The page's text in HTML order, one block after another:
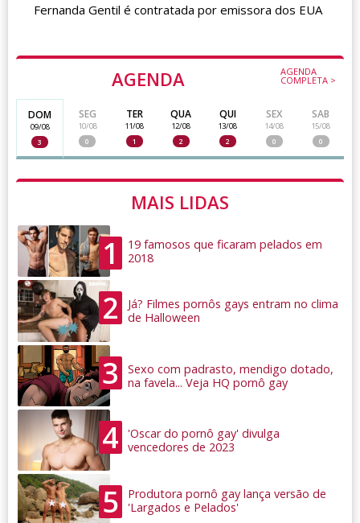
AGENDA AGENDA
COMPLETA >
DOM
09/08
3
SEG
10/08
0
TER
11/08
1
QUA
12/08
2
QUI
13/08
2
SEX
14/08
0
SAB
15/08
0
MAIS LIDAS
1
19 famosos que ficaram pelados em
2018
2
Já? Filmes pornôs gays entram no clima
de Halloween
3
Sexo com padrasto, mendigo dotado,
na favela... Veja HQ pornô gay
4
'Oscar do pornô gay' divulga
vencedores de 2023
5
Produtora pornô gay lança versão de
'Largados e Pelados'
Fernanda Gentil é contratada por emissora dos EUA